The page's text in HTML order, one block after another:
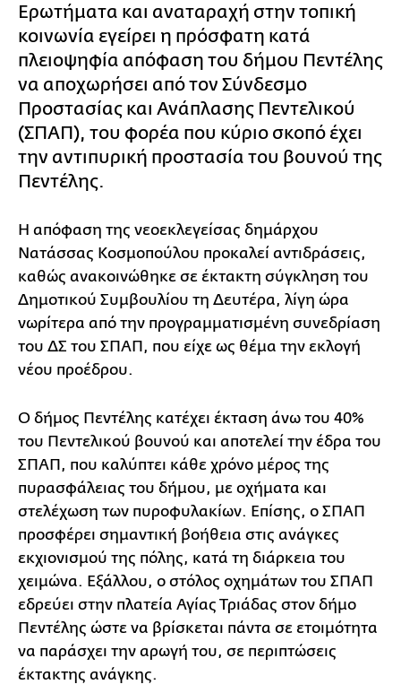
Ερωτήματα και αναταραχή στην τοπική
κοινωνία εγείρει η πρόσφατη κατά
πλειοψηφία απόφαση του δήμου Πεντέλης
να αποχωρήσει από τον Σύνδεσμο
Προστασίας και Ανάπλασης Πεντελικού
(ΣΠΑΠ), του φορέα που κύριο σκοπό έχει
την αντιπυρική προστασία του βουνού της
Πεντέλης.
Η απόφαση της νεοεκλεγείσας δημάρχου
Νατάσσας Κοσμοπούλου προκαλεί αντιδράσεις,
καθώς ανακοινώθηκε σε έκτακτη σύγκληση του
Δημοτικού Συμβουλίου τη Δευτέρα, λίγη ώρα
νωρίτερα από την προγραμματισμένη συνεδρίαση
του ΔΣ του ΣΠΑΠ, που είχε ως θέμα την εκλογή
νέου προέδρου.
Ο δήμος Πεντέλης κατέχει έκταση άνω του 40%
του Πεντελικού βουνού και αποτελεί την έδρα του
ΣΠΑΠ, που καλύπτει κάθε χρόνο μέρος της
πυρασφάλειας του δήμου, με οχήματα και
στελέχωση των πυροφυλακίων. Επίσης, ο ΣΠΑΠ
προσφέρει σημαντική βοήθεια στις ανάγκες
εκχιονισμού της πόλης, κατά τη διάρκεια του
χειμώνα. Εξάλλου, ο στόλος οχημάτων του ΣΠΑΠ
εδρεύει στην πλατεία Αγίας Τριάδας στον δήμο
Πεντέλης ώστε να βρίσκεται πάντα σε ετοιμότητα
να παράσχει την αρωγή του, σε περιπτώσεις
έκτακτης ανάγκης.